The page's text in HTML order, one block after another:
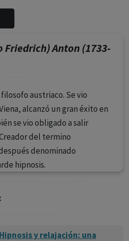
y decidir, en cada
más adecuado a las
Friedrich) Anton (1733-
austriaco. Se vio
alcanzó un gran éxito en
se vio obligado a salir
del termino
denominado
hipnosis.
Hipnosis y relajación: una